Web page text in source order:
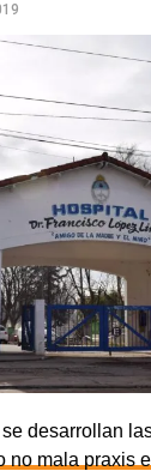
desarrollan
no mala praxis